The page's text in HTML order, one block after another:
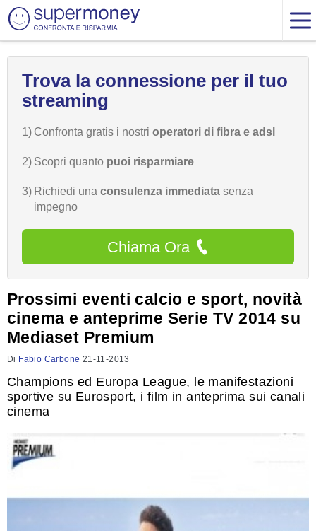
Trova la connessione per il tuo
streaming
1) Confronta gratis i nostri operatori di fibra e adsl
2) Scopri quanto puoi risparmiare
3) Richiedi una consulenza immediata senza
impegno
Chiama Ora
Prossimi eventi calcio e sport, novità
cinema e anteprime Serie TV 2014 su
Mediaset Premium
Di Fabio Carbone 21-11-2013
Champions ed Europa League, le manifestazioni
sportive su Eurosport, i film in anteprima sui canali
cinema